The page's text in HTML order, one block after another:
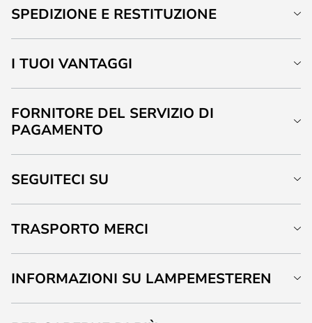
SPEDIZIONE E RESTITUZIONE
I TUOI VANTAGGI
FORNITORE DEL SERVIZIO DI
PAGAMENTO
SEGUITECI SU
TRASPORTO MERCI
INFORMAZIONI SU LAMPEMESTEREN